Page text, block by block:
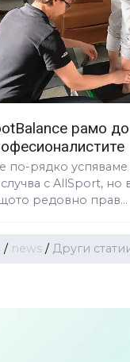
рамо
по-рядко
с AllSport, но
редовно прав...
/ news / Други